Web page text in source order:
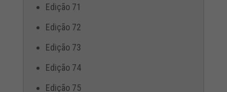
Edição 71
Edição 72
Edição 73
Edição 74
Edição 75